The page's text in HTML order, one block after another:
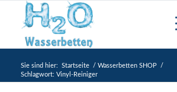
Sie sind hier: Startseite / Wasserbetten SHOP
/
Schlagwort: Vinyl-Reiniger